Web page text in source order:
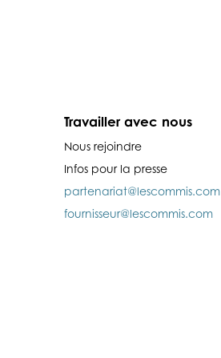
Travailler avec nous
Nous rejoindre
Infos pour la presse
partenariat@lescommis.com
fournisseur@lescommis.com